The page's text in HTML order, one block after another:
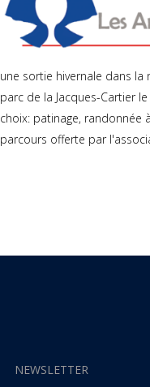
une sortie hivernale dans la
parc de la Jacques-Cartier
choix: patinage, randonnée
parcours offerte par
NEWSLETTER